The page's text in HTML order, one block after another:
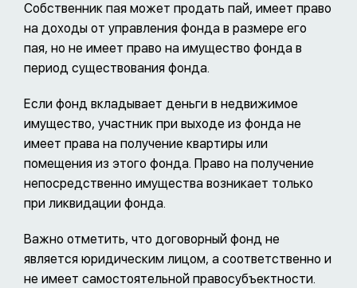
Собственник пая может продать пай, имеет право
на доходы от управления фонда в размере его
пая, но не имеет право на имущество фонда в
период существования фонда.
Если фонд вкладывает деньги в недвижимое
имущество, участник при выходе из фонда не
имеет права на получение квартиры или
помещения из этого фонда. Право на получение
непосредственно имущества возникает только
при ликвидации фонда.
Важно отметить, что договорный фонд не
является юридическим лицом, а соответственно и
не имеет самостоятельной правосубъектности.